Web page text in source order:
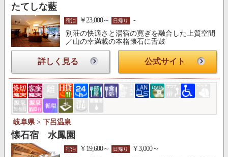
たてしな藍
宿泊 ￥23,000～ 日帰り
-
別荘の快適さと湯宿の寛ぎを融合した上質空間
／山の幸満載の本格懐石に舌鼓
詳しく見る 公式サイト
岐阜県 > 下呂温泉
懐石宿 水鳳園
宿泊 ￥19,600～ 日帰り
￥3,000～